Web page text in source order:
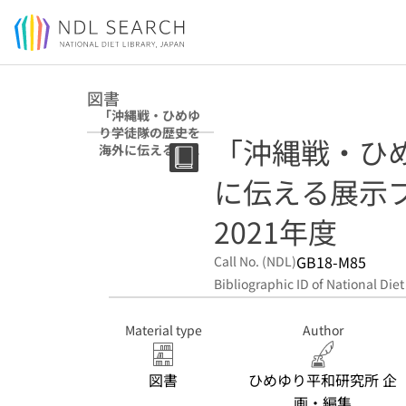
Jump to main content
図書
「沖縄戦・ひめゆ
り学徒隊の歴史を
海外に伝える展示
プロジェクト」報
「沖縄戦・
に伝える展示
2021年度
Call No. (NDL)GB18-M85
Bibliographic ID of National
Material type
図書
Author
ひめゆり平和研究所 企